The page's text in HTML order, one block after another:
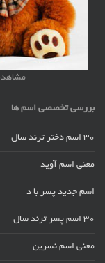
بررسی تخصصی اسم ها
30 اسم دختر ترند سال
معنی اسم آوید
اسم جدید پسر با د
30 اسم پسر ترند سال
معنی اسم نسرین